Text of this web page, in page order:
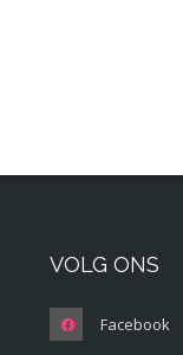
VOLG ONS
Facebook